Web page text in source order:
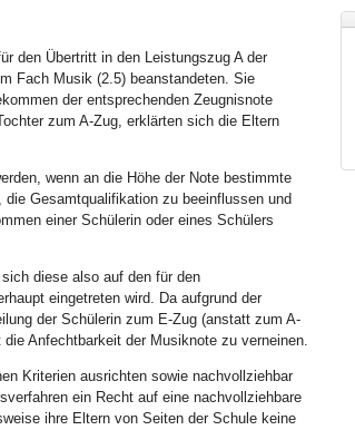
den Übertritt in den Leistungszug A der
Fach Musik (2.5) beanstandeten. Sie
der entsprechenden Zeugnisnote
zum A-Zug, erklärten sich die Eltern
wenn an die Höhe der Note bestimmte
Gesamtqualifikation zu beeinflussen und
einer Schülerin oder eines Schülers
diese also auf den für den
eingetreten wird. Da aufgrund der
der Schülerin zum E-Zug (anstatt zum A-
Anfechtbarkeit der Musiknote zu verneinen.
Kriterien ausrichten sowie nachvollziehbar
ein Recht auf eine nachvollziehbare
ihre Eltern von Seiten der Schule keine